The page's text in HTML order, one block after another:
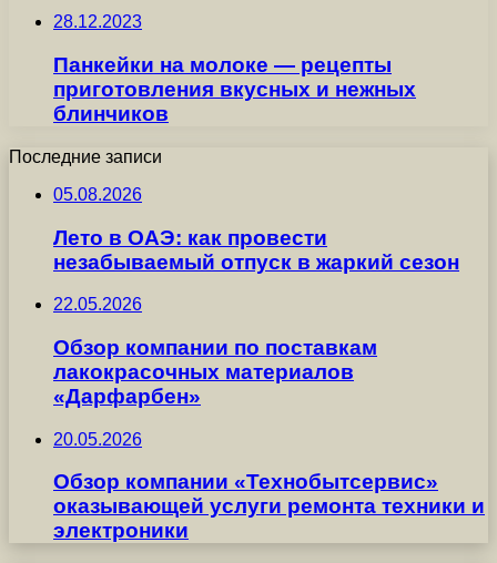
28.12.2023
Панкейки на молоке — рецепты
приготовления вкусных и нежных
блинчиков
Последние записи
05.08.2026
Лето в ОАЭ: как провести
незабываемый отпуск в жаркий сезон
22.05.2026
Обзор компании по поставкам
лакокрасочных материалов
«Дарфарбен»
20.05.2026
Обзор компании «Технобытсервис»
оказывающей услуги ремонта техники и
электроники